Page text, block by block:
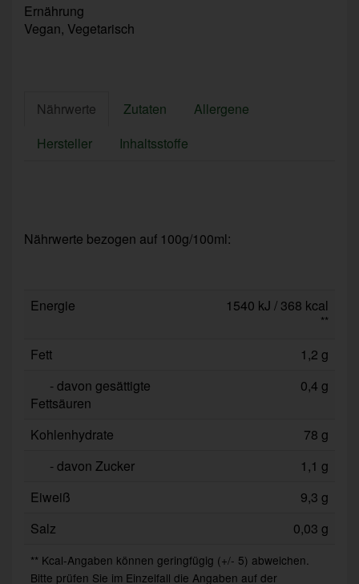
Ernährung
Vegan, Vegetarisch
Nährwerte Zutaten
Allergene
Hersteller
Inhaltsstoffe
Nährwerte bezogen auf 100g/100ml:
Energie 1540 kJ / 368 kcal
**
Fett
1,2 g
- davon gesättigte
Fettsäuren
0,4 g
Kohlenhydrate
78 g
- davon Zucker
1,1 g
Eiweiß
9,3 g
Salz
0,03 g
** Kcal-Angaben können geringfügig (+/- 5) abweichen.
Bitte prüfen Sie im Einzelfall die Angaben auf der